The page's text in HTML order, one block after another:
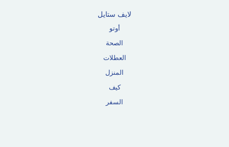
لايف ستايل
أوتو
الصحة
العطلات
المنزل
كيف
السفر